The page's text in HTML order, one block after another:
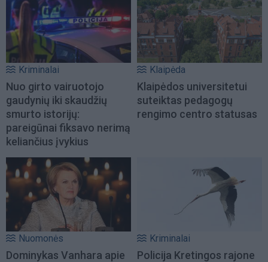
Kriminalai
Nuo girto vairuotojo
gaudynių iki skaudžių
smurto istorijų:
pareigūnai fiksavo nerimą
keliančius įvykius
Klaipėda
Klaipėdos universitetui
suteiktas pedagogų
rengimo centro statusas
Nuomonės
Dominykas Vanhara apie
Kriminalai
Policija Kretingos rajone